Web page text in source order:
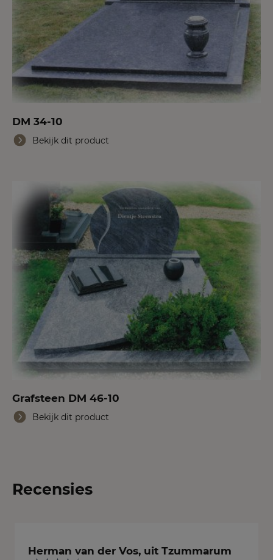
DM 34-10
Bekijk dit product
Grafsteen DM 46-10
Bekijk dit product
Recensies
Herman van der Vos, uit Tzummarum